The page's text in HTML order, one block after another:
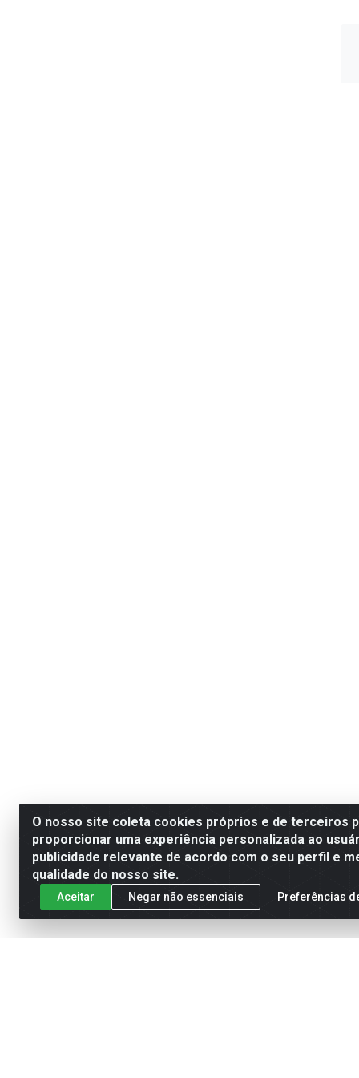
O nosso site coleta cookies próprios e de terceiros
proporcionar uma experiência personalizada ao
publicidade relevante de acordo com o seu perfil e
qualidade do nosso site.
Aceitar Negar não essenciais Preferências